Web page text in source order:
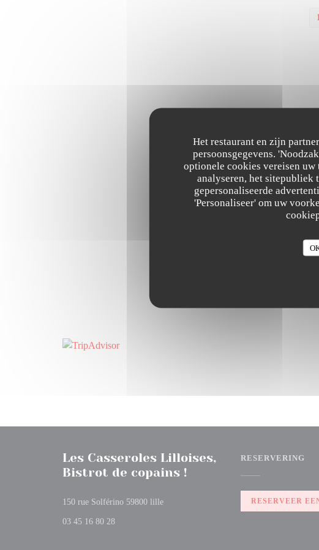
Het restaurant en zijn
persoonsgegevens.
optionele cookies vereisen
analyseren, het sitepubliek
gepersonaliseerde
'Personaliseer' om uw
Les Casseroles Lilloises,
Bistrot de copains !
150 rue Solférino 59800 lille((opent in een nieuw venster))
03 45 16 80 28
RESERVERING
RESERVEER
LES